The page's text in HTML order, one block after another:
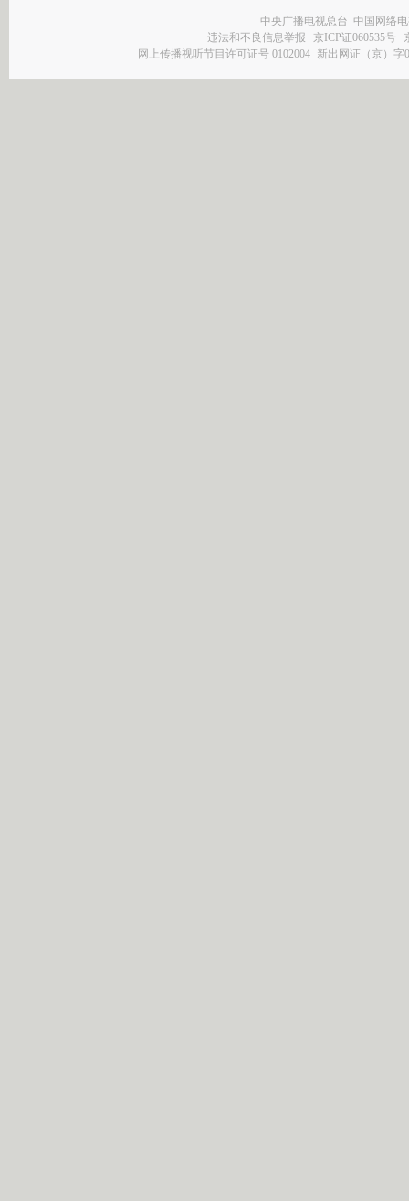
中央广播电视总台 中国网络
违法和不良信息举报
京ICP证060535号
网上传播视听节目许可证号 0102004 新出网证（京）